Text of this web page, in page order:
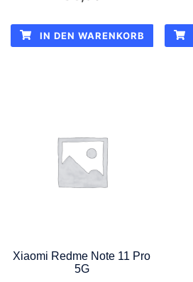
IN DEN WARENKORB
Xiaomi Redme Note 11 Pro
5G